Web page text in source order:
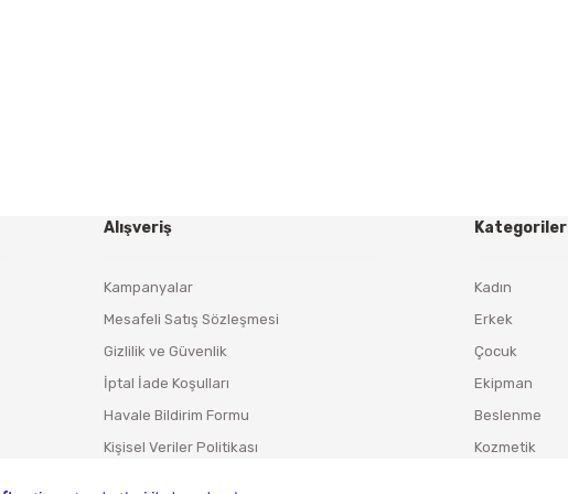
Alışveriş
Kampanyalar
Mesafeli Satış Sözleşmesi
Gizlilik ve Güvenlik
İptal İade Koşulları
Havale Bildirim Formu
Kişisel Veriler Politikası
Kategoriler
Kadın
Erkek
Çocuk
Ekipman
Beslenme
Kozmetik